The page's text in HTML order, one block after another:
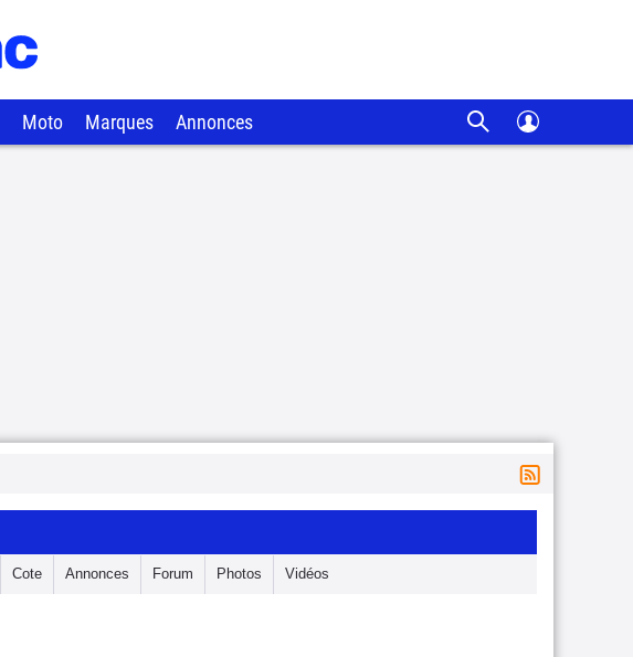
Moto Marques Annonces
Cote Annonces Forum Photos Vidéos